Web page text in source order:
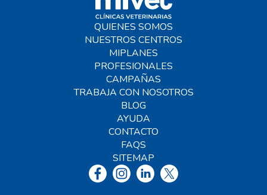
QUIENES SOMOS
NUESTROS CENTROS
MIPLANES
PROFESIONALES
CAMPAÑAS
TRABAJA CON NOSOTROS
BLOG
AYUDA
CONTACTO
FAQS
SITEMAP